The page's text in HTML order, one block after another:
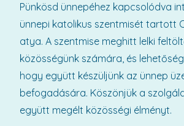
Pünkösd ünnepéhez kapcsolódva
ünnepi katolikus szentmisét tartott
atya. A szentmise meghitt lelki
közösségünk számára, és
hogy együtt készüljünk az ünnep
befogadására. Köszönjük a
együtt megélt közösségi élményt.